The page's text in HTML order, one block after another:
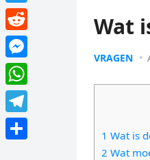
Wat
VRAGEN
1 Wat is
2 Wat
a
c
e
b
o
o
k
T
w
i
t
t
e
R
e
d
d
M
e
s
s
W
h
a
T